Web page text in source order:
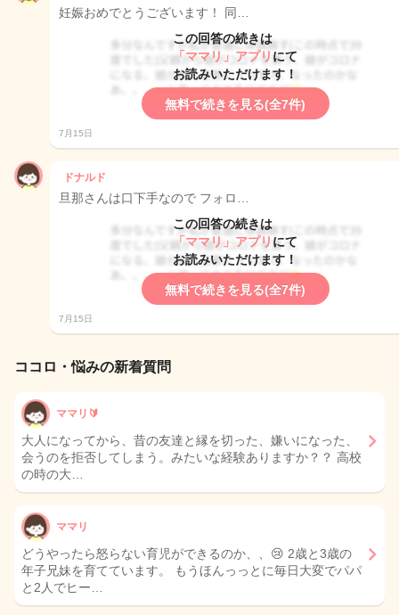
妊娠おめでとうございます！ 同…
この回答の続きは
「ママリ」アプリ にて
お読みいただけます！
無料で続きを見る(全7件)
7月15日
ドナルド
旦那さんは口下手なので フォロ…
この回答の続きは
「ママリ」アプリ にて
お読みいただけます！
無料で続きを見る(全7件)
7月15日
ココロ・悩みの新着質問
ママリ🔰
大人になってから、昔の友達と縁を切った、嫌いになった、
会うのを拒否してしまう。みたいな経験ありますか？？ 高校
の時の大…
ママリ
どうやったら怒らない育児ができるのか、、😢 2歳と3歳の
年子兄妹を育てています。 もうほんっっとに毎日大変でパパ
と2人でヒー…